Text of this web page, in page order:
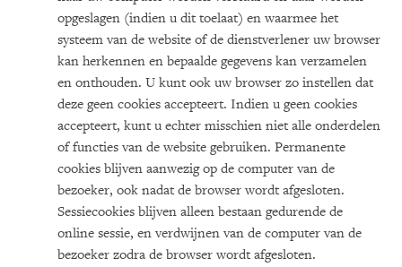
opgeslagen (indien u dit toelaat) en waarmee het
systeem van de website of de dienstverlener uw browser
kan herkennen en bepaalde gegevens kan verzamelen
en onthouden. U kunt ook uw browser zo instellen dat
deze geen cookies accepteert. Indien u geen cookies
accepteert, kunt u echter misschien niet alle onderdelen
of functies van de website gebruiken. Permanente
cookies blijven aanwezig op de computer van de
bezoeker, ook nadat de browser wordt afgesloten.
Sessiecookies blijven alleen bestaan gedurende de
online sessie, en verdwijnen van de computer van de
bezoeker zodra de browser wordt afgesloten.